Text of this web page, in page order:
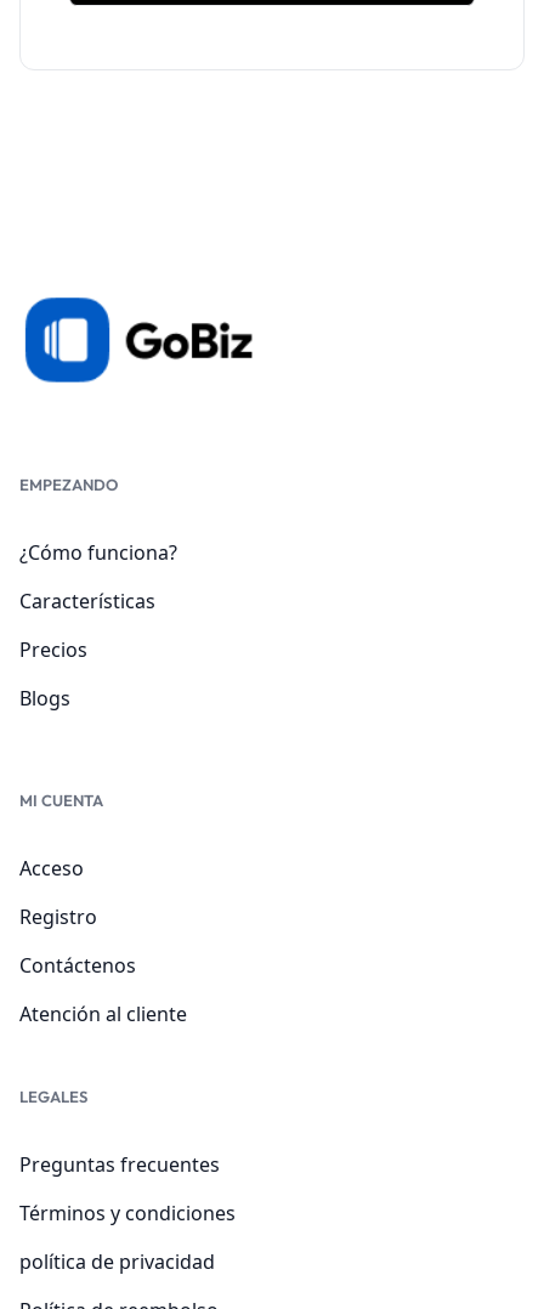
EMPEZANDO
¿Cómo funciona?
Características
Precios
Blogs
MI CUENTA
Acceso
Registro
Contáctenos
Atención al cliente
LEGALES
Preguntas frecuentes
Términos y condiciones
política de privacidad